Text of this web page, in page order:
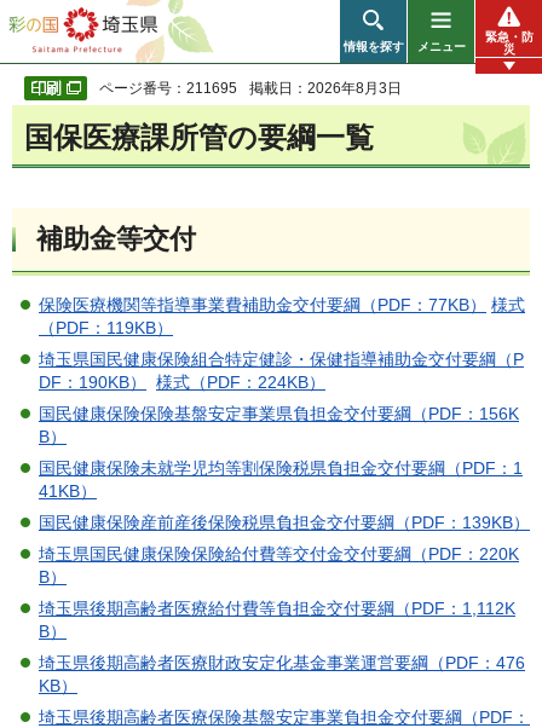
彩の国 埼玉県
情報を探す メニュー
緊急・防
災
ページ番号：211695 掲載日：2026年8月3日
国保医療課所管の要綱一覧
補助金等交付
保険医療機関等指導事業費補助金交付要綱（PDF：77KB）
様式
（PDF：119KB）
埼玉県国民健康保険組合特定健診・保健指導補助金交付要綱（P
DF：190KB）
様式（PDF：224KB）
国民健康保険保険基盤安定事業県負担金交付要綱（PDF：156K
B）
国民健康保険未就学児均等割保険税県負担金交付要綱（PDF：1
41KB）
国民健康保険産前産後保険税県負担金交付要綱（PDF：139KB）
埼玉県国民健康保険保険給付費等交付金交付要綱（PDF：220K
B）
埼玉県後期高齢者医療給付費等負担金交付要綱（PDF：1,112K
B）
埼玉県後期高齢者医療財政安定化基金事業運営要綱（PDF：476
KB）
埼玉県後期高齢者医療保険基盤安定事業負担金交付要綱（PDF：